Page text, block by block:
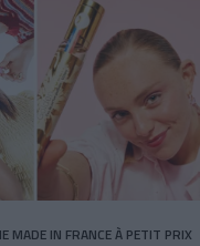
MADE IN FRANCE À PETIT PRIX